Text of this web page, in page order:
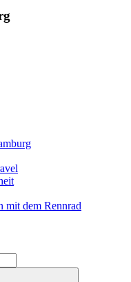
mit dem Rennrad